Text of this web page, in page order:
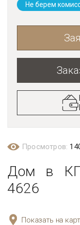
Не берем
Просмотров:
Дом в КП
4626
Показать на